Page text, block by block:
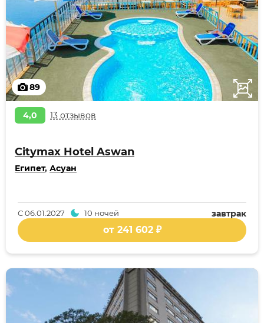
89
4,0 13 отзывов
Citymax Hotel Aswan
Египет, Асуан
завтрак
С06.01.2027 10 ночей
от 241 602 ₽